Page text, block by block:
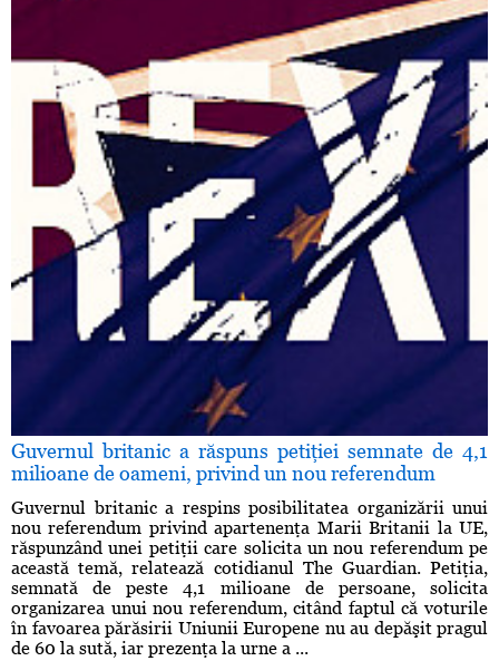
Guvernul britanic a răspuns petiţiei semnate de 4,1
milioane de oameni, privind un nou referendum
Guvernul britanic a respins posibilitatea organizării unui
nou referendum privind apartenenţa Marii Britanii la UE,
răspunzând unei petiţii care solicita un nou referendum pe
această temă, relatează cotidianul The Guardian. Petiţia,
semnată de peste 4,1 milioane de persoane, solicita
organizarea unui nou referendum, citând faptul că voturile
în favoarea părăsirii Uniunii Europene nu au depăşit pragul
de 60 la sută, iar prezenţa la urne a ...